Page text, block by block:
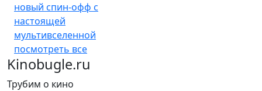
новый спин-офф с
настоящей
мультивселенной
посмотреть все
Kinobugle.ru
Трубим о кино